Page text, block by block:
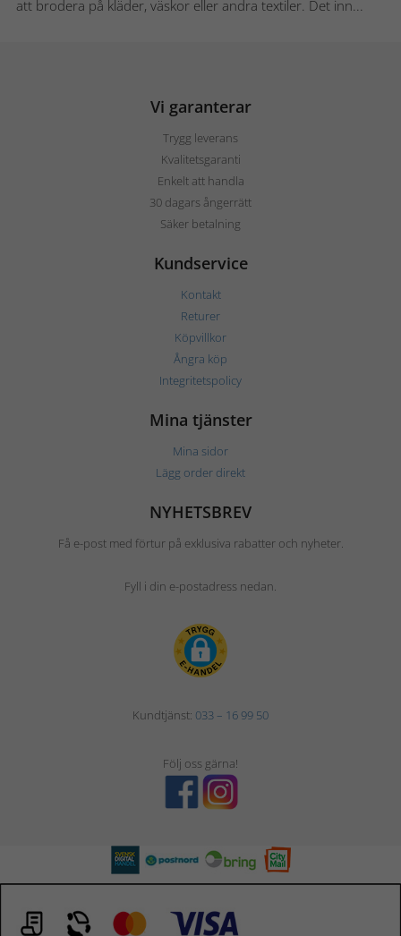
att brodera på kläder, väskor eller andra textiler. Det inn...
Vi garanterar
Trygg leverans
Kvalitetsgaranti
Enkelt att handla
30 dagars ångerrätt
Säker betalning
Kundservice
Kontakt
Returer
Köpvillkor
Ångra köp
Integritetspolicy
Mina tjänster
Mina sidor
Lägg order direkt
NYHETSBREV
Få e-post med förtur på exklusiva rabatter och nyheter.
Fyll i din e-postadress nedan.
Kundtjänst: 033 – 16 99 50
Följ oss gärna!